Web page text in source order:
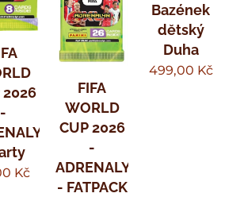
2026
-
Kč
FIFA
WORLD
CUP 2026
-
ADRENALYN
- FATPACK
Bazének
dětský
Duha
499,00 Kč